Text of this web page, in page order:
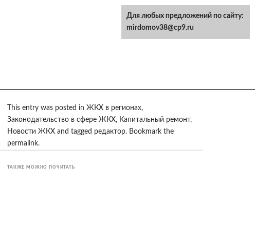
This entry was posted in ЖКХ в регионах,
Законодательство в сфере ЖКХ, Капитальный ремонт,
Новости ЖКХ and tagged редактор. Bookmark the
permalink.
ТАКЖЕ МОЖНО ПОЧИТАТЬ
Для любых предложений по сайту:
mirdomov38@cp9.ru